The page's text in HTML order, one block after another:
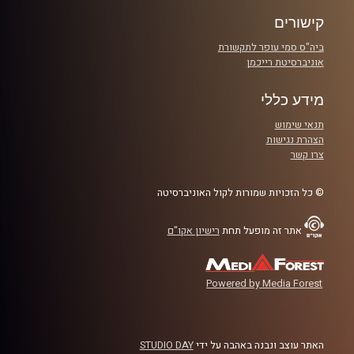
את פרק #91
קרדיט תמונות:אלדד שטרית
קישורים
ביה"ס סמי עופר לתקשורת
אוניברסיטת רייכמן
מידע כללי
תנאי שימוש
הצהרת נגישות
צרו קשר
© כל הזכויות שמורות לקול האוניברסיטה
אתר זה מופעל תחת רישיון אקו"ם
Powered by Media Forest
האתר עוצב ונבנה באהבה על ידיSTUDIO DAY